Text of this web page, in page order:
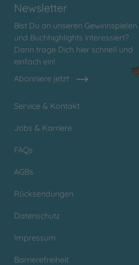
Newsletter
Bist Du an unseren Gewinnspielen
und Buchhighlights interessiert?
Dann trage Dich hier schnell und
einfach ein!
Abonniere jetzt
Service & Kontakt
Jobs & Karriere
FAQs
AGBs
Rücksendungen
Datenschutz
Impressum
Barrierefreiheit